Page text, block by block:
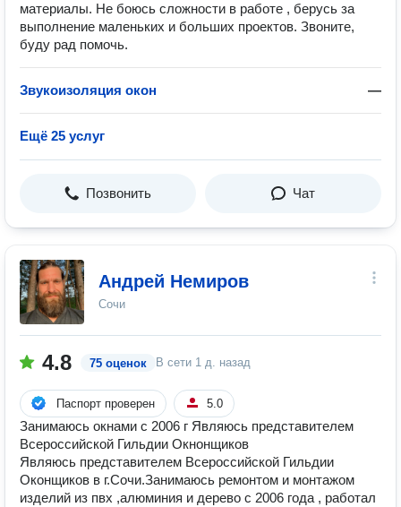
материалы. Не боюсь сложности в работе , берусь за
выполнение маленьких и больших проектов. Звоните,
буду рад помочь.
Звукоизоляция окон —
Ещё 25 услуг
Позвонить Чат
Андрей Немиров
Сочи
4.8 75 оценок В сети 1 д. назад
Паспорт проверен 5.0
Занимаюсь окнами с 2006 г Являюсь представителем
Всероссийской Гильдии Окнонщиков
Являюсь представителем Всероссийской Гильдии
Оконщиков в г.Сочи.Занимаюсь ремонтом и монтажом
изделий из пвх ,алюминия и дерево с 2006 года , работал